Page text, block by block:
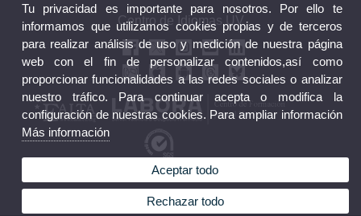
Centro de Idiomas UV
Buzón FGUV
Perfil Contratante FGUV
Tu privacidad es importante para nosotros. Por ello te
informamos que utilizamos cookies propias y de terceros
para realizar análisis de uso y medición de nuestra página
web con el fin de personalizar contenidos,así como
proporcionar funcionalidades a las redes sociales o analizar
nuestro tráfico. Para continuar acepta o modifica la
configuración de nuestras cookies. Para ampliar información
Más información
Aceptar todo
Rechazar todo